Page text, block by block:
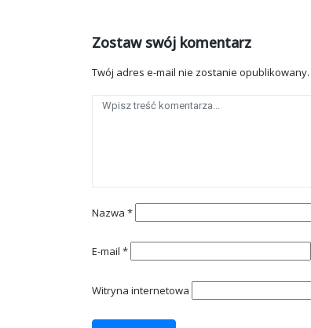
Zostaw swój komentarz
Twój adres e-mail nie zostanie opublikowany.
Nazwa *
E-mail *
Witryna internetowa